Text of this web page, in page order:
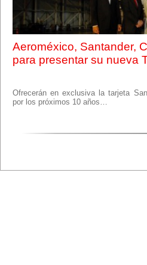
Aeroméxico, Santander,
para presentar su nueva
Ofrecerán en exclusiva la tarjeta
por los próximos 10 años…